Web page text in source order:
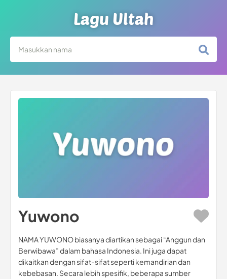
Lagu Ultah
Yuwono
NAMA YUWONO biasanya diartikan sebagai “Anggun dan
Berwibawa” dalam bahasa Indonesia. Ini juga dapat
dikaitkan dengan sifat-sifat seperti kemandirian dan
kebebasan. Secara lebih spesifik, beberapa sumber